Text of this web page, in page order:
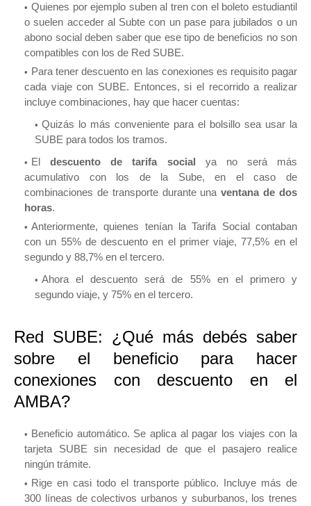
Quienes por ejemplo suben al tren con el boleto estudiantil
o suelen acceder al Subte con un pase para jubilados o un
abono social deben saber que ese tipo de beneficios no son
compatibles con los de Red SUBE.
Para tener descuento en las conexiones es requisito pagar
cada viaje con SUBE. Entonces, si el recorrido a realizar
incluye combinaciones, hay que hacer cuentas:
Quizás lo más conveniente para el bolsillo sea usar la
SUBE para todos los tramos.
Eldescuento de tarifa social ya no será más
acumulativo con los de la Sube, en el caso de
combinaciones de transporte durante una ventana de dos
horas.
Anteriormente, quienes tenían la Tarifa Social contaban
con un 55% de descuento en el primer viaje, 77,5% en el
segundo y 88,7% en el tercero.
Ahora el descuento será de 55% en el primero y
segundo viaje, y 75% en el tercero.
Red SUBE: ¿Qué más debés saber
sobre el beneficio para hacer
conexiones con descuento en el
AMBA?
Beneficio automático. Se aplica al pagar los viajes con la
tarjeta SUBE sin necesidad de que el pasajero realice
ningún trámite.
Rige en casi todo el transporte público. Incluye más de
300 líneas de colectivos urbanos y suburbanos, los trenes